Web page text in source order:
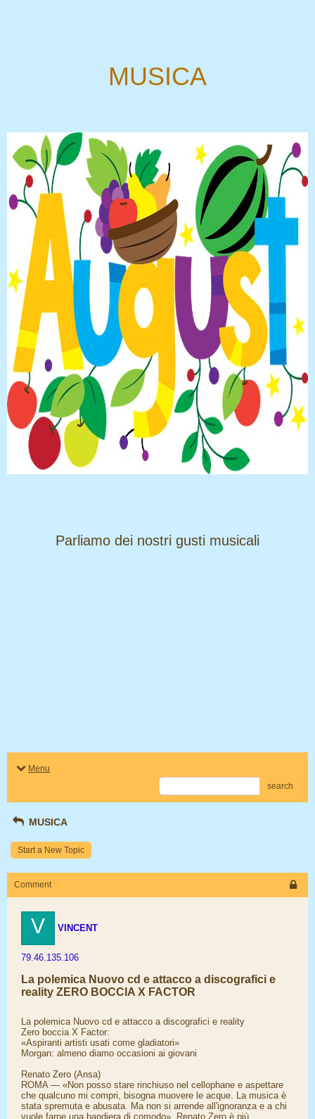
MUSICA
​​​​​​​Parliamo dei nostri gusti musicali
Menu
search
MUSICA
Start a New Topic
Comment
V VINCENT
79.46.135.106
La polemica Nuovo cd e attacco a discografici e
reality ZERO BOCCIA X FACTOR
La polemica Nuovo cd e attacco a discografici e reality
Zero boccia X Factor:
«Aspiranti artisti usati come gladiatori»
Morgan: almeno diamo occasioni ai giovani
Renato Zero (Ansa)
ROMA — «Non posso stare rinchiuso nel cellophane e aspettare
che qualcuno mi compri, bisogna muovere le acque. La musica è
stata spremuta e abusata. Ma non si arrende all'ignoranza e a chi
vuole farne una bandiera di comodo», Renato Zero è più